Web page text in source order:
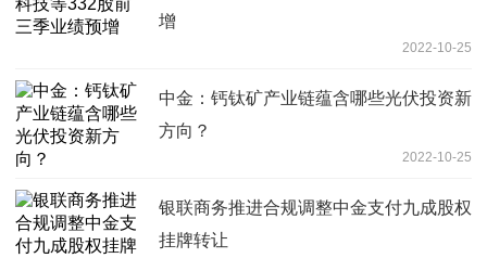
增
2022-10-25
中金：钙钛矿产业链蕴含哪些光伏投资新
方向？
2022-10-25
银联商务推进合规调整中金支付九成股权
挂牌转让